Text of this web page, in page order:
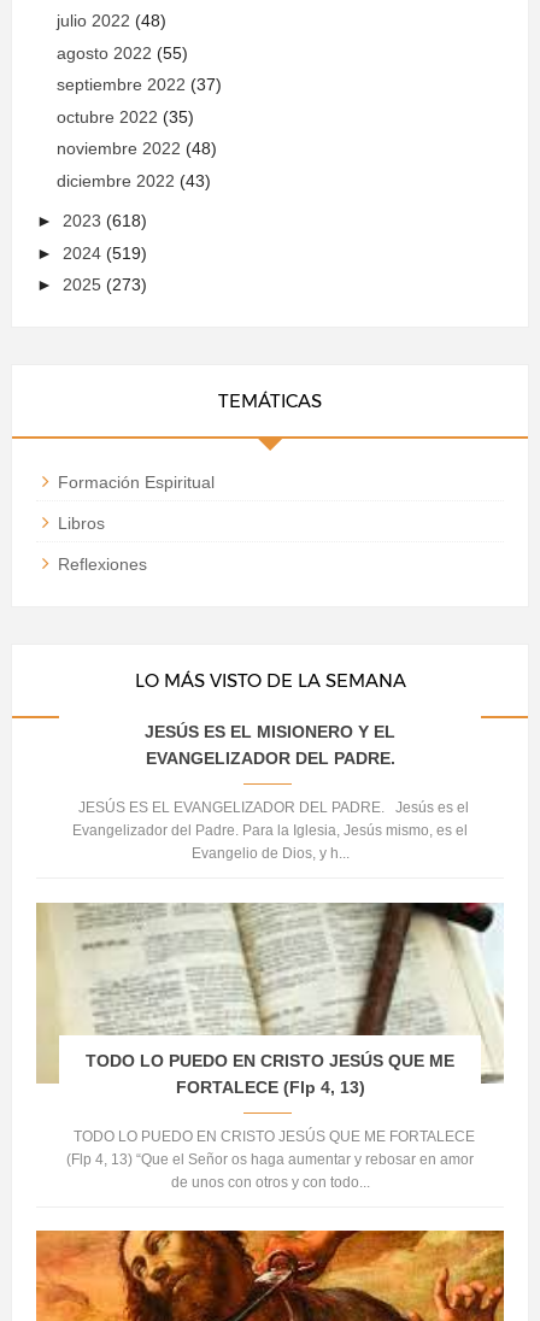
julio 2022 (48)
agosto 2022 (55)
septiembre 2022 (37)
octubre 2022 (35)
noviembre 2022 (48)
diciembre 2022 (43)
► 2023 (618)
► 2024 (519)
► 2025 (273)
TEMÁTICAS
Formación Espiritual
Libros
Reflexiones
LO MÁS VISTO DE LA SEMANA
JESÚS ES EL MISIONERO Y EL
EVANGELIZADOR DEL PADRE.
JESÚS ES EL EVANGELIZADOR DEL PADRE. Jesús es el
Evangelizador del Padre. Para la Iglesia, Jesús mismo, es el
Evangelio de Dios, y h...
TODO LO PUEDO EN CRISTO JESÚS QUE ME
FORTALECE (Flp 4, 13)
TODO LO PUEDO EN CRISTO JESÚS QUE ME FORTALECE
(Flp 4, 13) “Que el Señor os haga aumentar y rebosar en amor
de unos con otros y con todo...